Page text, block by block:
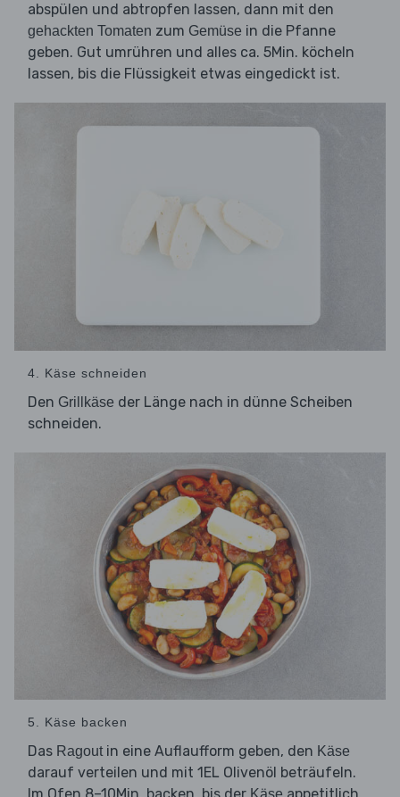
abspülen und abtropfen lassen, dann mit den
gehackten Tomaten zum Gemüse in die Pfanne
geben. Gut umrühren und alles ca. 5Min. köcheln
lassen, bis die Flüssigkeit etwas eingedickt ist.
4. Käse schneiden
Den Grillkäse der Länge nach in dünne Scheiben
schneiden.
5. Käse backen
Das Ragoutin eine Auflaufform geben, den Käse
darauf verteilen und mit 1EL Olivenöl beträufeln.
Käse